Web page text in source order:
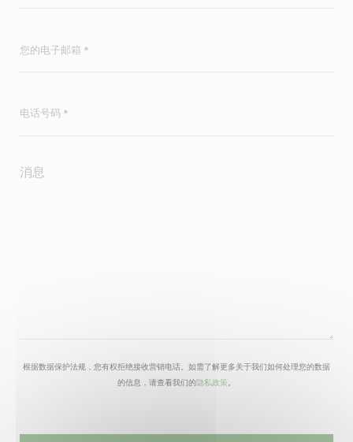
根据数据保护法规，您有权拒绝接收营销电话。如需了解更多关于我们如何处理您的数据
的信息，请查看我们的隐私政策